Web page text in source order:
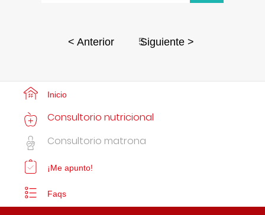
< Anterior 5
Siguiente >
Inicio
Consultorio nutricional
Consultorio matrona
¡Me apunto!
Faqs